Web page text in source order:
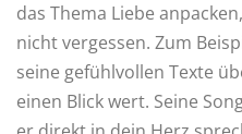
das Thema Liebe
nicht vergessen. Zum
seine gefühlvollen Texte
einen Blick wert. Seine